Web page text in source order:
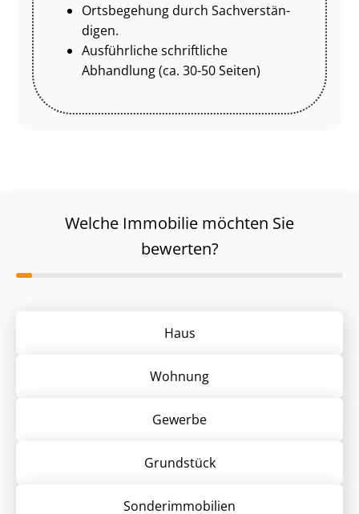
Ortsbegehung durch Sach­ver­stän­
di­gen.
Ausführliche schriftliche
Abhandlung (ca. 30-50 Seiten)
Welche Immobilie möchten Sie
bewerten?
Haus
Wohnung
Gewerbe
Grund­stück
Sonder­immobilien